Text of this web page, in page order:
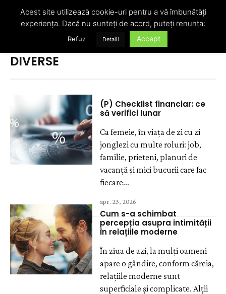
DIVERSE
(P) Checklist financiar: ce
să verifici lunar
Ca femeie, în viața de zi cu zi
jonglezi cu multe roluri: job,
familie, prieteni, planuri de
vacanță și mici bucurii care fac
fiecare...
apr. 23, 2026
Cum s-a schimbat
percepția asupra intimității
în relațiile moderne
În ziua de azi, la mulți oameni
apare o gândire, conform căreia,
relațiile moderne sunt
superficiale și complicate. Alții
Acest site utilizează cookie-uri pentru a vă îmbunătăți
experiența. Dacă nu sunteți de acord, puteți renunța:
Refuz Detalii Accept